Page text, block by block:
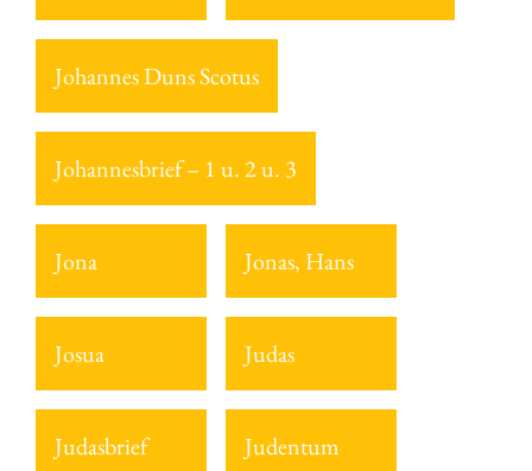
Johannes Duns Scotus
Johannesbrief – 1 u. 2 u. 3
Jona Jonas, Hans
Josua Judas
Judasbrief Judentum